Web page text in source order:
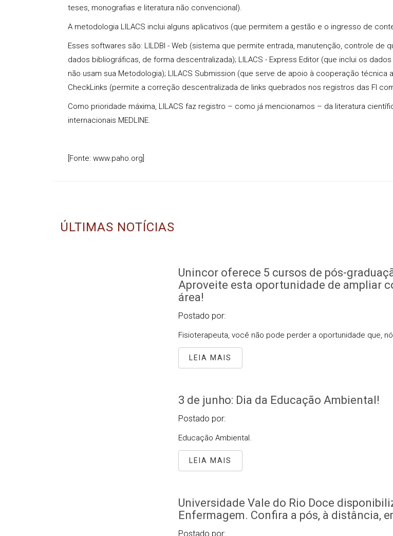
teses, monografias e literatura não convencional).
A metodologia LILACS inclui alguns aplicativos (que permitem a gestão e o ingresso de
Esses softwares são: LILDBI - Web (sistema que permite entrada, manutenção, controle
dados bibliográficas, de forma descentralizada); LILACS - Express Editor (que inclui os
não usam sua Metodologia); LILACS Submission (que serve de apoio à cooperação
CheckLinks (permite a correção descentralizada de links quebrados nos registros das FI
Como prioridade máxima, LILACS faz registro – como já mencionamos – da literatura
internacionais MEDLINE.
[Fonte: www.paho.org]
ÚLTIMAS NOTÍCIAS
Unincor oferece 5 cursos de pós-
Aproveite esta oportunidade de ampliar
área!
Postado por:
Fisioterapeuta, você não pode perder a oportunidade que,
LEIA MAIS
3 de junho: Dia da Educação Ambiental!
Postado por:
Educação Ambiental.
LEIA MAIS
Universidade Vale do Rio Doce
Enfermagem. Confira a pós, à distância,
Postado por: